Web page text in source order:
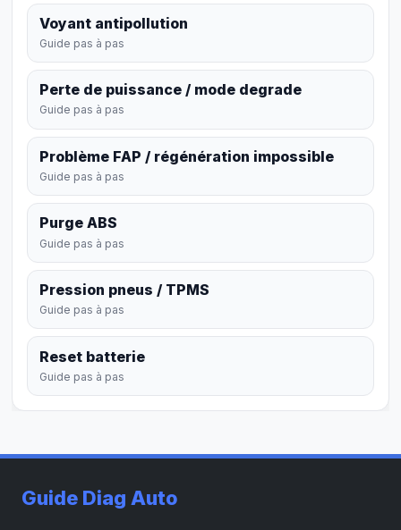
Voyant antipollution
Guide pas à pas
Perte de puissance / mode degrade
Guide pas à pas
Problème FAP / régénération impossible
Guide pas à pas
Purge ABS
Guide pas à pas
Pression pneus / TPMS
Guide pas à pas
Reset batterie
Guide pas à pas
Guide Diag Auto